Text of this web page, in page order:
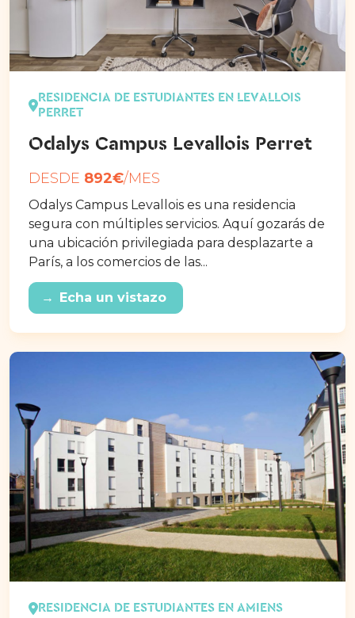
RESIDENCIA DE ESTUDIANTES EN LEVALLOIS
PERRET
Odalys Campus Levallois Perret
DESDE 892€/MES
Odalys Campus Levallois es una residencia
segura con múltiples servicios. Aquí gozarás de
una ubicación privilegiada para desplazarte a
París, a los comercios de las...
→ Echa un vistazo
RESIDENCIA DE ESTUDIANTES EN AMIENS